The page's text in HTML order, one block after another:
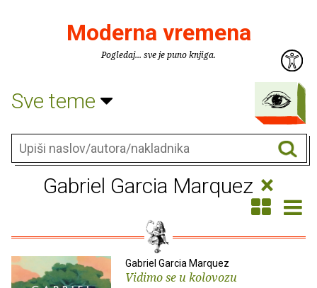
Moderna vremena
Pogledaj... sve je puno knjiga.
Sve teme
Gabriel Garcia Marquez ×
Gabriel Garcia Marquez
Vidimo se u kolovozu